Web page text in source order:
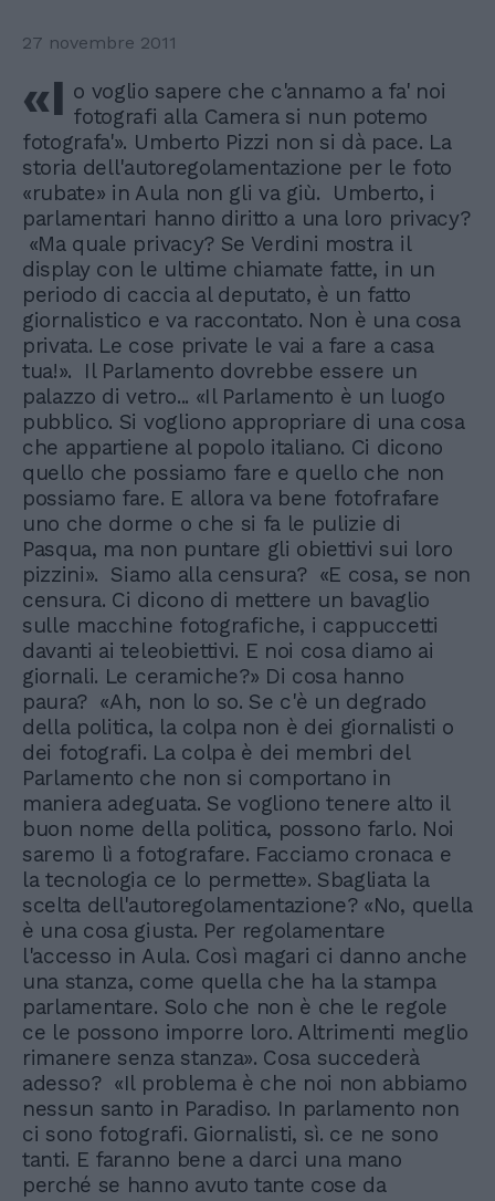
27 novembre 2011
«I o voglio sapere che c'annamo a fa' noi
fotografi alla Camera si nun potemo
fotografa'». Umberto Pizzi non si dà pace. La
storia dell'autoregolamentazione per le foto
«rubate» in Aula non gli va giù. Umberto, i
parlamentari hanno diritto a una loro privacy?
«Ma quale privacy? Se Verdini mostra il
display con le ultime chiamate fatte, in un
periodo di caccia al deputato, è un fatto
giornalistico e va raccontato. Non è una cosa
privata. Le cose private le vai a fare a casa
tua!». Il Parlamento dovrebbe essere un
palazzo di vetro... «Il Parlamento è un luogo
pubblico. Si vogliono appropriare di una cosa
che appartiene al popolo italiano. Ci dicono
quello che possiamo fare e quello che non
possiamo fare. E allora va bene fotofrafare
uno che dorme o che si fa le pulizie di
Pasqua, ma non puntare gli obiettivi sui loro
pizzini». Siamo alla censura? «E cosa, se non
censura. Ci dicono di mettere un bavaglio
sulle macchine fotografiche, i cappuccetti
davanti ai teleobiettivi. E noi cosa diamo ai
giornali. Le ceramiche?» Di cosa hanno
paura? «Ah, non lo so. Se c'è un degrado
della politica, la colpa non è dei giornalisti o
dei fotografi. La colpa è dei membri del
Parlamento che non si comportano in
maniera adeguata. Se vogliono tenere alto il
buon nome della politica, possono farlo. Noi
saremo lì a fotografare. Facciamo cronaca e
la tecnologia ce lo permette». Sbagliata la
scelta dell'autoregolamentazione? «No, quella
è una cosa giusta. Per regolamentare
l'accesso in Aula. Così magari ci danno anche
una stanza, come quella che ha la stampa
parlamentare. Solo che non è che le regole
ce le possono imporre loro. Altrimenti meglio
rimanere senza stanza». Cosa succederà
adesso? «Il problema è che noi non abbiamo
nessun santo in Paradiso. In parlamento non
ci sono fotografi. Giornalisti, sì. ce ne sono
tanti. E faranno bene a darci una mano
perché se hanno avuto tante cose da